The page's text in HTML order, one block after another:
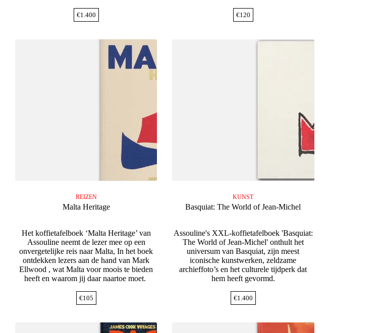
€1.400 €120
REIZEN
Malta Heritage
Het koffietafelboek ‘Malta Heritage’ van
Assouline neemt de lezer mee op een
onvergetelijke reis naar Malta, In het boek
ontdekken lezers aan de hand van Mark
Ellwood , wat Malta voor moois te bieden
heeft en waarom jij daar naartoe moet.
€105
KUNST
Basquiat: The World of Jean-Michel
Assouline's XXL-koffietafelboek 'Basquiat:
The World of Jean-Michel' onthult het
universum van Basquiat, zijn meest
iconische kunstwerken, zeldzame
archieffoto’s en het culturele tijdperk dat
hem heeft gevormd.
€1.400